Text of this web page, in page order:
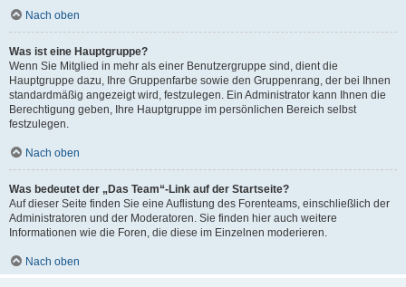
Nach oben
Was ist eine Hauptgruppe?
Wenn Sie Mitglied in mehr als einer Benutzergruppe sind, dient die
Hauptgruppe dazu, Ihre Gruppenfarbe sowie den Gruppenrang, der bei Ihnen
standardmäßig angezeigt wird, festzulegen. Ein Administrator kann Ihnen die
Berechtigung geben, Ihre Hauptgruppe im persönlichen Bereich selbst
festzulegen.
Nach oben
Was bedeutet der „Das Team“-Link auf der Startseite?
Auf dieser Seite finden Sie eine Auflistung des Forenteams, einschließlich der
Administratoren und der Moderatoren. Sie finden hier auch weitere
Informationen wie die Foren, die diese im Einzelnen moderieren.
Nach oben